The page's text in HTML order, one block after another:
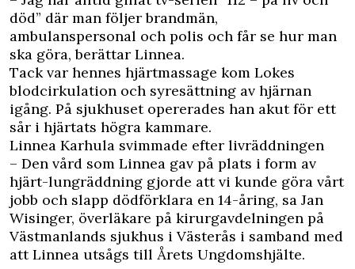
död” där man följer brandmän,
ambulanspersonal och polis och får se hur man
ska göra, berättar Linnea.
Tack var hennes hjärtmassage kom Lokes
blodcirkulation och syresättning av hjärnan
igång. På sjukhuset opererades han akut för ett
sår i hjärtats högra kammare.
Linnea Karhula svimmade efter livräddningen
– Den vård som Linnea gav på plats i form av
hjärt-lungräddning gjorde att vi kunde göra vårt
jobb och slapp dödförklara en 14-åring, sa Jan
Wisinger, överläkare på kirurgavdelningen på
Västmanlands sjukhus i Västerås i samband med
att Linnea utsågs till Årets Ungdomshjälte.